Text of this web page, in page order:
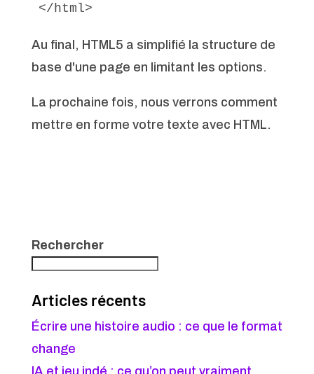
</html>
Au final, HTML5 a simplifié la structure de
base d'une page en limitant les options.
La prochaine fois, nous verrons comment
mettre en forme votre texte avec HTML.
Rechercher
Articles récents
Écrire une histoire audio : ce que le format
change
IA et jeu indé : ce qu’on peut vraiment